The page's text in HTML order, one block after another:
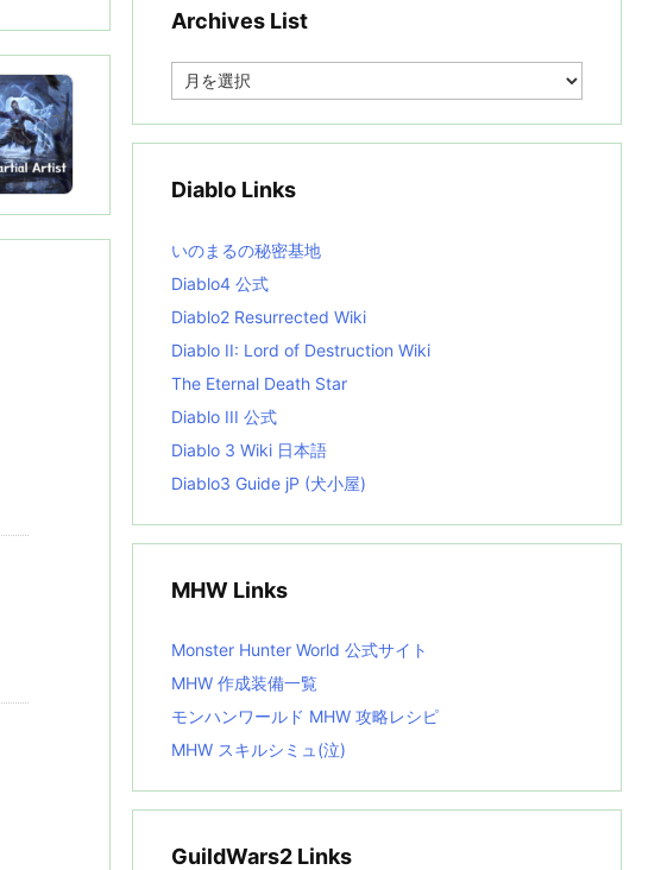
Archives List
e
i
s
t
Diablo Links
いのまるの秘密基地
Diablo4 公式
Diablo2 Resurrected Wiki
Diablo II: Lord of Destruction Wiki
The Eternal Death Star
Diablo III 公式
Diablo 3 Wiki 日本語
Diablo3 Guide jP (犬小屋)
MHW Links
Monster Hunter World 公式サイト
MHW 作成装備一覧
モンハンワールド MHW 攻略レシピ
MHW スキルシミュ(泣)
GuildWars2 Links